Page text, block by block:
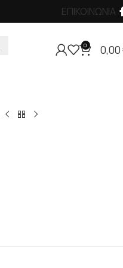
ΕΠΙΚΟΙΝΩΝΙΑ
0 0,00